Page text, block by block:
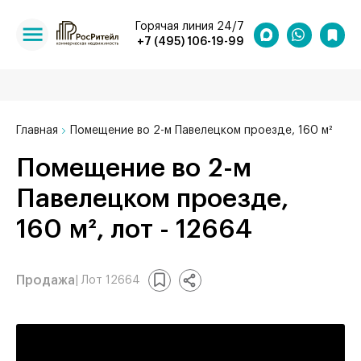
+7 (495) 106-19-99
Горячая линия 24/7
Главная Помещение во 2-м Павелецком проезде, 160 м²
Помещение во 2-м
Павелецком проезде,
160 м², лот - 12664
Продажа | Лот 12664